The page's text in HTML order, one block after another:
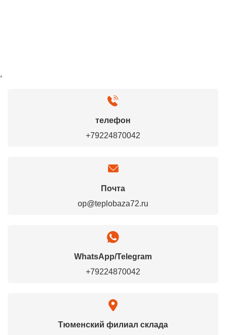
,
телефон
+79224870042
Почта
op@teplobaza72.ru
WhatsApp/Telegram
+79224870042
Тюменский филиал склада